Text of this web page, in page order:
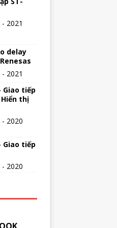
2021
delay
2021
Giao tiếp
Hiển thị
2020
Giao tiếp
2020